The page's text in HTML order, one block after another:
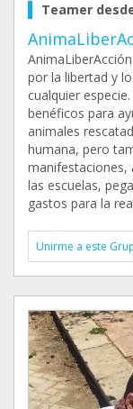
Teamer
por la libertad y
cualquier
benéficos para
animales
humana, pero
manifestaciones,
las escuelas,
gastos para la
Unirme a este